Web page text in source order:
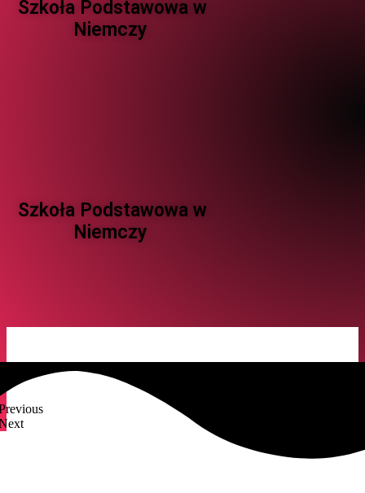
Szkoła Podstawowa w
Niemczy ​
Szkoła Podstawowa w
Niemczy ​